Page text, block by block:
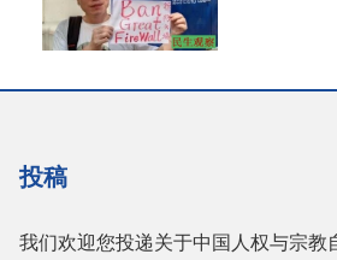
投稿
我们欢迎您投递关于中国人权与宗教